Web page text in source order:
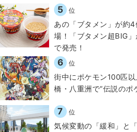
5 位
あの「ブタメン」が約
場！「ブタメン超BIG
で発売！
6 位
街中にポケモン100匹
橋・八重洲で“伝説のポ
7 位
気候変動の「緩和」と